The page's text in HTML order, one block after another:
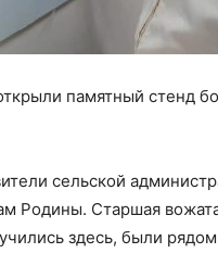
памятный стенд
сельской
Родины. Старшая
здесь, были